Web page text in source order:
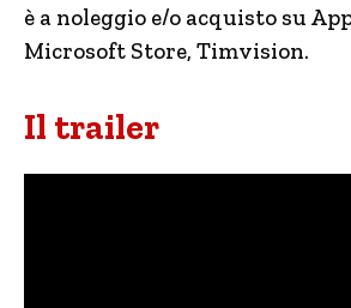
è a noleggio e/o acquisto su
Microsoft Store, Timvision.
Il trailer